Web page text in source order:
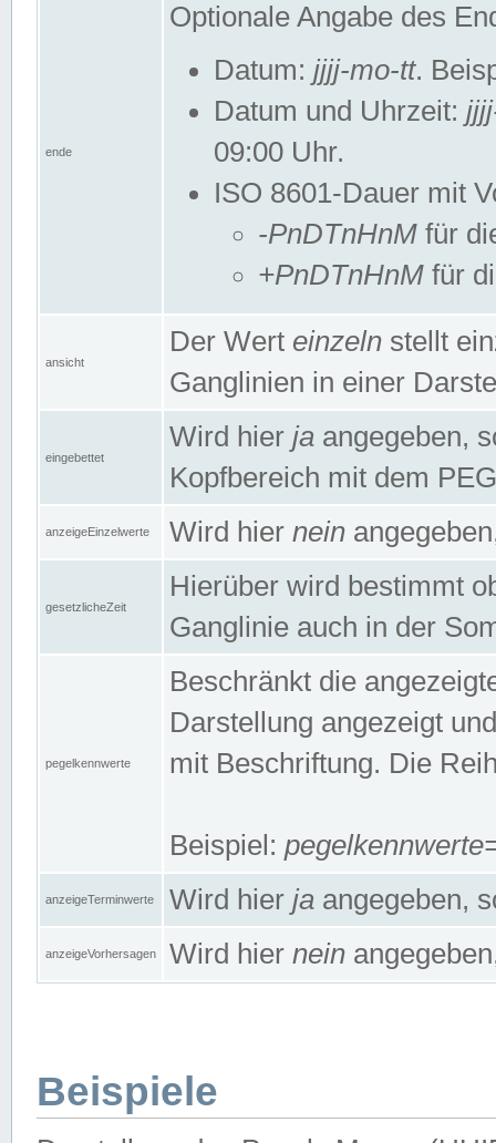
ende
Optionale Angabe des
Datum: jjjj-mo-tt.
Datum und Uhrzeit:
09:00 Uhr.
ISO 8601-Dauer mit
-PnDTnHnM für
+PnDTnHnM für
ansicht
Der Wert einzeln stellt
Ganglinien in einer
eingebettet
Wird hier ja angegeben,
Kopfbereich mit dem
anzeigeEinzelwerte Wird hier nein
gesetzlicheZeit
Hierüber wird bestimmt
Ganglinie auch in der
pegelkennwerte
Beschränkt die
Darstellung angezeigt
mit Beschriftung. Die
Beispiel:
anzeigeTerminwerte Wird hier ja angegeben,
anzeigeVorhersagen Wird hier nein
Beispiele